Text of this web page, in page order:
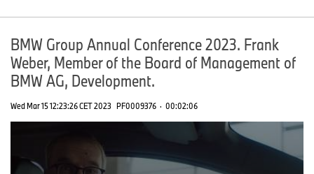
BMW Group Annual Conference 2023. Frank
Weber, Member of the Board of Management of
BMW AG, Development.
Wed Mar 15 12:23:26 CET 2023 PF0009376 · 00:02:06